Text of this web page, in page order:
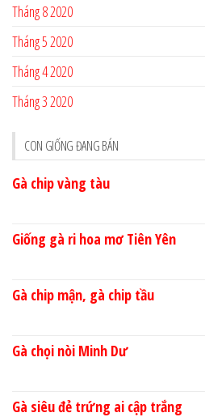
Tháng 8 2020
Tháng 5 2020
Tháng 4 2020
Tháng 3 2020
CON GIỐNG ĐANG BÁN
Gà chip vàng tàu
Giống gà ri hoa mơ Tiên Yên
Gà chip mận, gà chip tầu
Gà chọi nòi Minh Dư
Gà siêu đẻ trứng ai cập trắng